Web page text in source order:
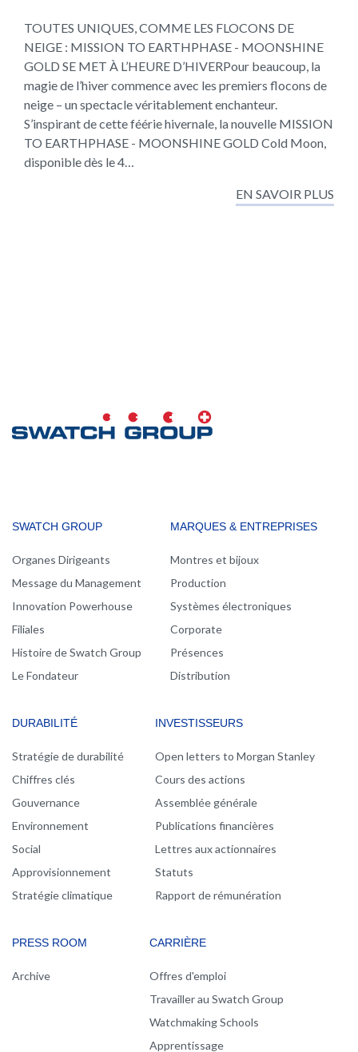
TOUTES UNIQUES, COMME LES FLOCONS DE
NEIGE : MISSION TO EARTHPHASE - MOONSHINE
GOLD SE MET À L’HEURE D’HIVERPour beaucoup, la
magie de l’hiver commence avec les premiers flocons de
neige – un spectacle véritablement enchanteur.
S’inspirant de cette féérie hivernale, la nouvelle MISSION
TO EARTHPHASE - MOONSHINE GOLD Cold Moon,
disponible dès le 4…
EN SAVOIR PLUS
MAIN
NAVIGATION
SWATCH GROUP
Organes Dirigeants
Message du Management
Innovation Powerhouse
Filiales
Histoire de Swatch Group
Le Fondateur
MARQUES & ENTREPRISES
Montres et bijoux
Production
Systèmes électroniques
Corporate
Présences
Distribution
DURABILITÉ
Stratégie de durabilité
Chiffres clés
Gouvernance
Environnement
Social
Approvisionnement
Stratégie climatique
INVESTISSEURS
Open letters to Morgan Stanley
Cours des actions
Assemblée générale
Publications financières
Lettres aux actionnaires
Statuts
Rapport de rémunération
PRESS ROOM
Archive
CARRIÈRE
Offres d'emploi
Travailler au Swatch Group
Watchmaking Schools
Apprentissage